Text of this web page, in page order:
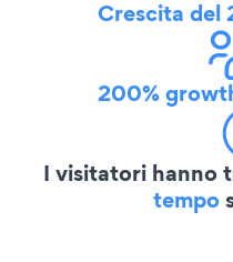
Crescita del
200%
I visitatori hanno
tempo